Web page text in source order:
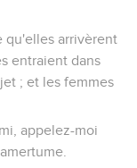
qu'elles arrivèrent
entraient dans
; et les femmes
appelez-moi